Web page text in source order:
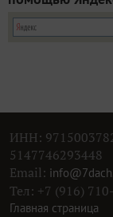
ИНН:
5147746293448
Email:
Тел: +7 (916)
Главная страница